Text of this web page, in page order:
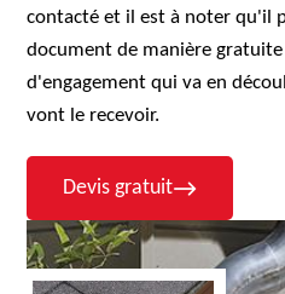
contacté et il est à noter qu'il
document de manière
d'engagement qui va en
vont le recevoir.
Devis gratuit